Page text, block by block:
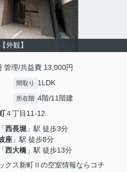
【外観】
管理/共益費 13,000円
間取り 1LDK
所在階 4階/11階建
４丁目11-12
西長堀 」駅 徒歩3分
座 」駅 徒歩8分
西大橋 」駅 徒歩13分
クス新町Ⅱの空室情報ならコチ